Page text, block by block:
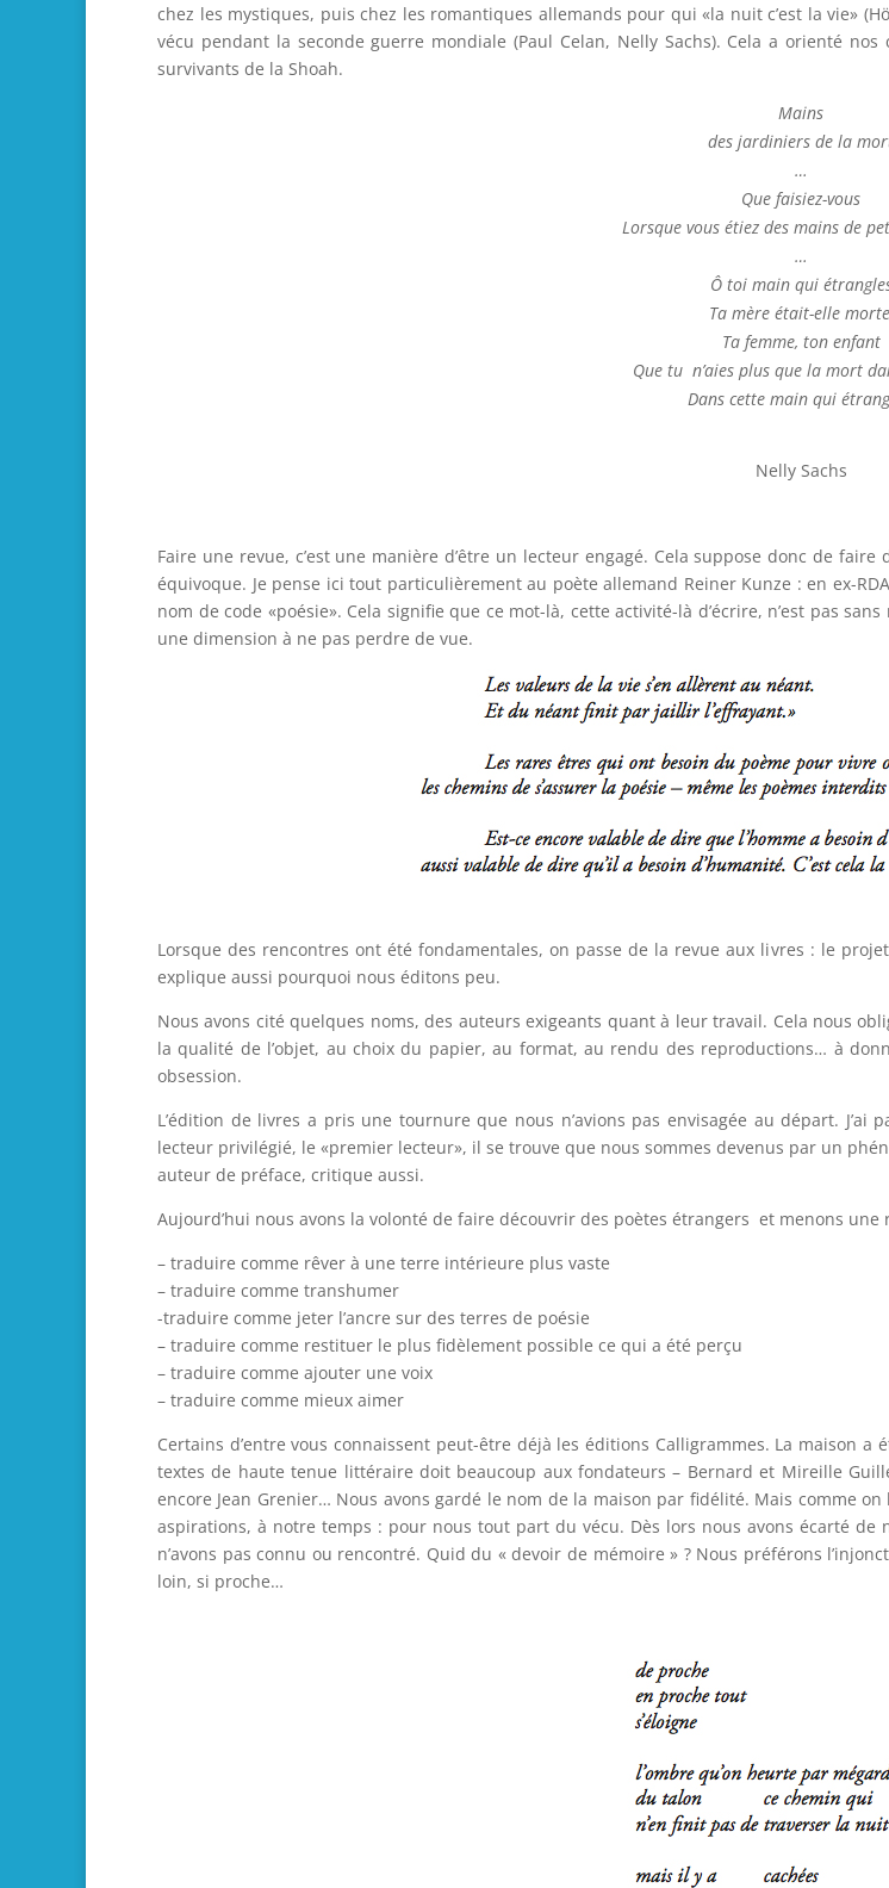
chez les mystiques, puis chez les romantiques allemands pour qui «la nuit c’est la vie»
vécu pendant la seconde guerre mondiale (Paul Celan, Nelly Sachs). Cela a orienté
survivants de la Shoah.
Mains
des jardiniers de la
…
Que faisiez-vous
Lorsque vous étiez des mains de
…
Ô toi main qui
Ta mère était-elle
Ta femme, ton enfant
Que tu n’aies plus que la mort
Dans cette main qui
Nelly Sachs
Faire une revue, c’est une manière d’être un lecteur engagé. Cela suppose donc de
équivoque. Je pense ici tout particulièrement au poète allemand Reiner Kunze : en ex-
nom de code «poésie». Cela signifie que ce mot-là, cette activité-là d’écrire, n’est pas
une dimension à ne pas perdre de vue.
Lorsque des rencontres ont été fondamentales, on passe de la revue aux livres : le
explique aussi pourquoi nous éditons peu.
Nous avons cité quelques noms, des auteurs exigeants quant à leur travail. Cela nous
la qualité de l’objet, au choix du papier, au format, au rendu des reproductions… à
obsession.
L’édition de livres a pris une tournure que nous n’avions pas envisagée au départ.
lecteur privilégié, le «premier lecteur», il se trouve que nous sommes devenus par un
auteur de préface, critique aussi.
Aujourd’hui nous avons la volonté de faire découvrir des poètes étrangers et menons une
– traduire comme rêver à une terre intérieure plus vaste
– traduire comme transhumer
-traduire comme jeter l’ancre sur des terres de poésie
– traduire comme restituer le plus fidèlement possible ce qui a été perçu
– traduire comme ajouter une voix
– traduire comme mieux aimer
Certains d’entre vous connaissent peut-être déjà les éditions Calligrammes. La maison a
textes de haute tenue littéraire doit beaucoup aux fondateurs – Bernard et Mireille
encore Jean Grenier… Nous avons gardé le nom de la maison par fidélité. Mais comme
aspirations, à notre temps : pour nous tout part du vécu. Dès lors nous avons écarté de
n’avons pas connu ou rencontré. Quid du « devoir de mémoire » ? Nous préférons
loin, si proche…